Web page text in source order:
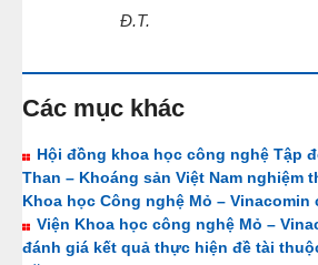
Đ.T.
Các mục khác
Hội đồng khoa học công nghệ Tập
Than – Khoáng sản Việt Nam nghiệm
Khoa học Công nghệ Mỏ –
Viện Khoa học công nghệ Mỏ –
đánh giá kết quả thực hiện đề tài